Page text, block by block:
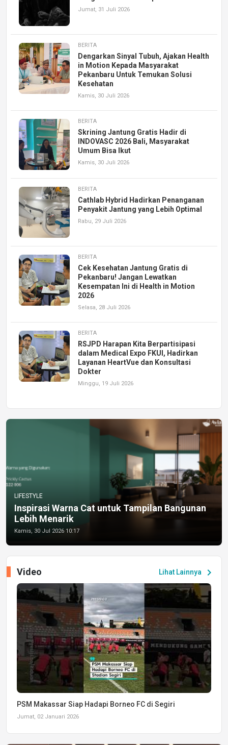
Jumat, 31 Juli 2026
BERITA
Dengarkan Sinyal Tubuh, Ajakan Health
in Motion Kepada Masyarakat
Pekanbaru Untuk Temukan Solusi
Kesehatan
Kamis, 30 Juli 2026
BERITA
Skrining Jantung Gratis Hadir di
INDOVASC 2026 Bali, Masyarakat
Umum Bisa Ikut
Kamis, 30 Juli 2026
BERITA
Cathlab Hybrid Hadirkan Penanganan
Penyakit Jantung yang Lebih Optimal
Rabu, 29 Juli 2026
BERITA
Cek Kesehatan Jantung Gratis di
Pekanbaru! Jangan Lewatkan
Kesempatan Ini di Health in Motion
2026
Selasa, 28 Juli 2026
BERITA
RSJPD Harapan Kita Berpartisipasi
dalam Medical Expo FKUI, Hadirkan
Layanan HeartVue dan Konsultasi
Dokter
Minggu, 19 Juli 2026
LIFESTYLE
Inspirasi Warna Cat untuk Tampilan Bangunan
Lebih Menarik
Kamis, 30 Jul 2026 10:17
Lihat Lainnya chevron_right
Video
PSM Makassar Siap Hadapi Borneo FC di Segiri
Jumat, 02 Januari 2026